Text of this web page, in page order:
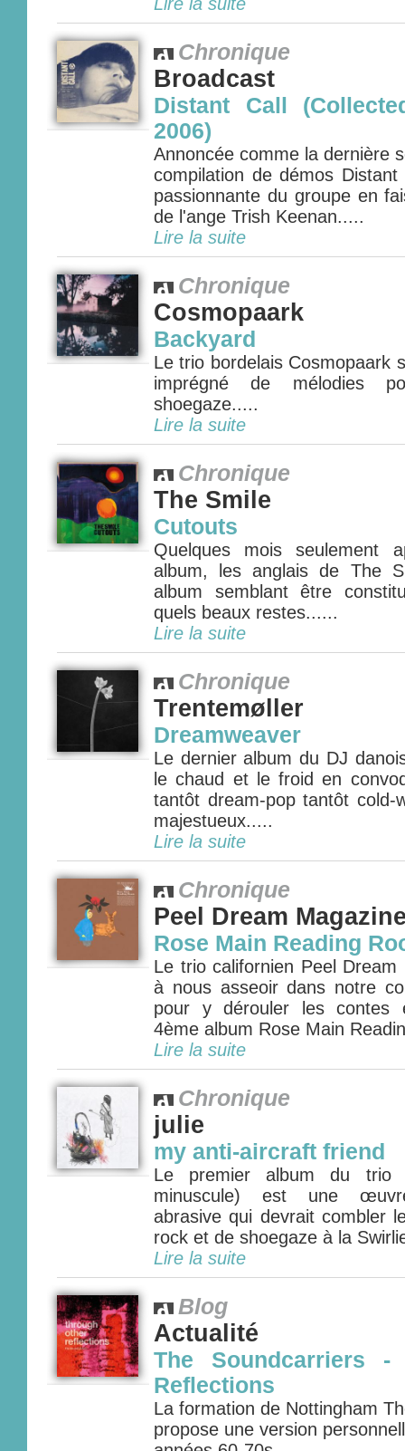
Chronique
Broadcast
Distant Call
2006)
Annoncée comme la dernière
compilation de démos
passionnante du groupe en
de l'ange Trish Keenan.....
Lire la suite
Chronique
Cosmopaark
Backyard
Le trio bordelais Cosmopaark
imprégné de mélodies
shoegaze.....
Lire la suite
Chronique
The Smile
Cutouts
Quelques mois seulement
album, les anglais de The
album semblant être
quels beaux restes......
Lire la suite
Chronique
Trentemøller
Dreamweaver
Le dernier album du DJ
le chaud et le froid en
tantôt dream-pop tantôt cold-
majestueux.....
Lire la suite
Chronique
Peel Dream
Rose Main Reading
Le trio californien Peel
à nous asseoir dans notre
pour y dérouler les contes
4ème album Rose Main
Lire la suite
Chronique
julie
my anti-aircraft friend
Le premier album du trio
minuscule) est une
abrasive qui devrait combler
rock et de shoegaze à la
Lire la suite
Blog
Actualité
The Soundcarriers -
Reflections
La formation de Nottingham
propose une version